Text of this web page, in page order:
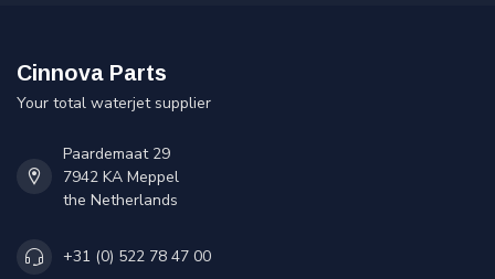
Cinnova Parts
Your total waterjet supplier
Paardemaat 29
7942 KA Meppel
the Netherlands
+31 (0) 522 78 47 00